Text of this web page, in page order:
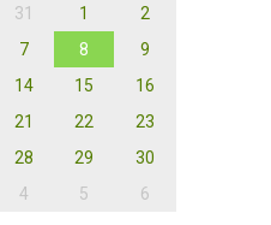
31 1
2
7 8
9
14 15
16
21 22
23
28 29
30
4 5 6